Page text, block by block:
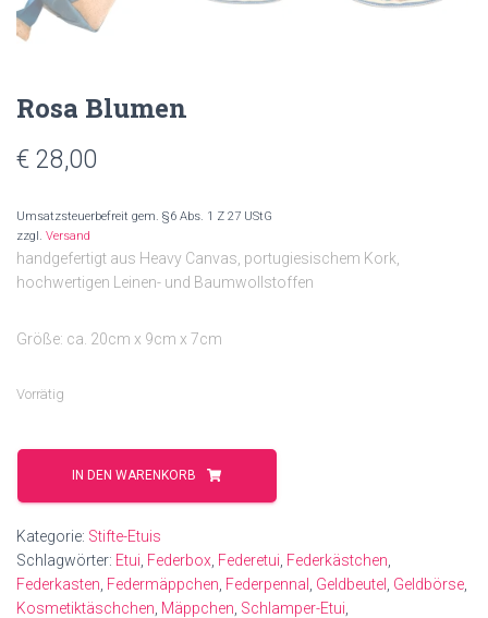
Rosa Blumen
€ 28,00
Umsatzsteuerbefreit gem. §6 Abs. 1 Z 27 UStG
zzgl. Versand
handgefertigt aus Heavy Canvas, portugiesischem Kork,
hochwertigen Leinen- und Baumwollstoffen
Größe: ca. 20cm x 9cm x 7cm
Vorrätig
Rosa
Menge
IN DEN WARENKORB
Kategorie: Stifte-Etuis
Schlagwörter: Etui Federbox Federetui Federkästchen
Federkasten Federmäppchen Federpennal Geldbeutel Geldbörse
Kosmetiktäschchen Mäppchen Schlamper-Etui